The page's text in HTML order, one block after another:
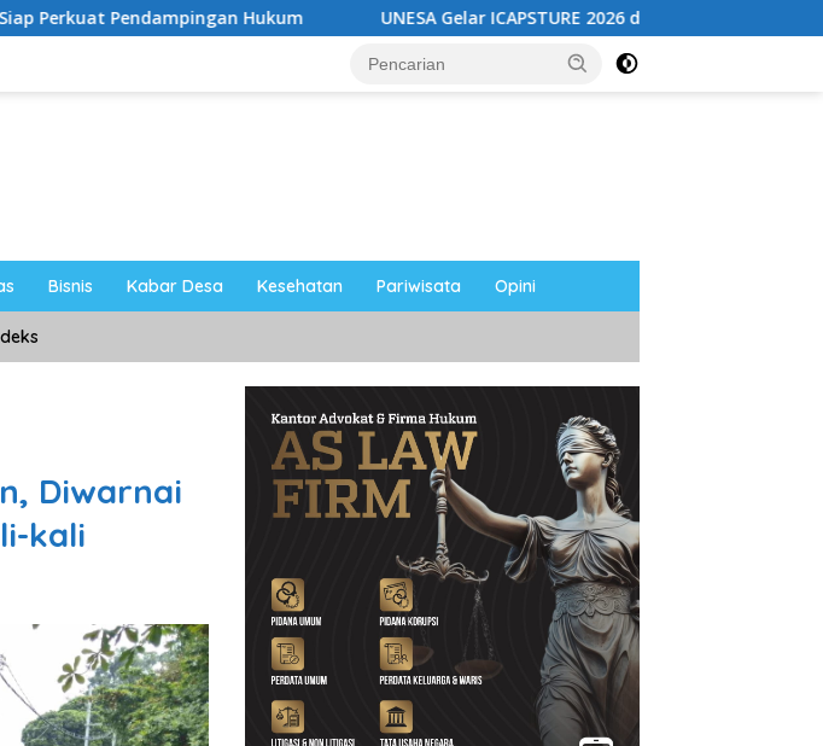
Hukum UNESA Gelar ICAPSTURE 2026 di Magetan, Dorong Inovasi untuk Masa
Bisnis Kabar Desa Kesehatan Pariwisata Opini
Diwarnai
kali